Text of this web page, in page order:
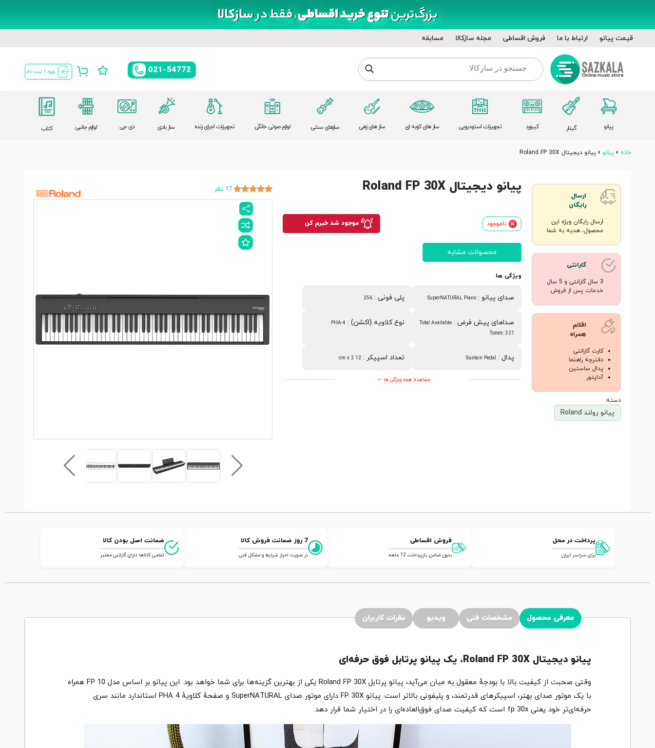
قیمت پیانو ارتباط با ما فروش اقساطی مجله سازکالا مسابقه
ورود | ثبت نام 021-54772
پیانو گیتار کیبورد تجهیزات استودیویی ساز های کوبه ای ساز های زهی سازهای سنتی لوازم صوتی خانگی تجهیزات اجرای زنده ساز بادی دی جی لوازم جانبی کتاب
خانه » پیانو » پیانو دیجیتال Roland FP 30X
پیانو دیجیتال Roland FP 30X
موجود شد خبرم کن ناموجود
محصولات مشابه
ویژگی ها
صدای پیانو:
SuperNATURAL Piano پلی فونی:
256
صداهای پیش فرض:
Total Available
Tones: 321
نوع کلاویه (اکشن):
PHA-4
پدال:
Sustain Pedal تعداد اسپیکر :
12 cm x 2
مشاهده همه ویژگی ها
17 نظر
ارسال
رایگان
ارسال رایگان ویژه این
محصول، هدیه به شما
گارانتی
3 سال گارانتی و 5 سال
خدمات پس از فروش
اقلام
همراه
کارت گارانتی
دفترچه راهنما
پدال ساستین
آداپتور
دسته:
پیانو رولند Roland
پرداخت در محل
برای سراسر ایران
فروش اقساطی
بدون ضامن, بازپرداخت 12 ماهه
7 روز ضمانت فروش کالا
در صورت احراز شرایط و مشکل فنی
ضمانت اصل بودن کالا
تمامی کالاها دارای گارانتی معتبر
معرفی محصول مشخصات فنی ویدیو نظرات کاربران
پیانو دیجیتال Roland FP 30X، یک پیانو پرتابل فوق حرفه‌ای
وقتی صحبت از کیفیت بالا با بودجهٔ معقول به میان می‌آید، پیانو پرتابل Roland FP 30X یکی از بهترین گزینه‌ها برای شما خواهد بود. این پیانو بر اساس مدل FP 10 همراه
با یک موتور صدای بهتر، اسپیکرهای قدرتمند، و پلیفونی بالاتر است. پیانو FP 30X دارای موتور صدای SuperNATURAL و صفحهٔ کلاویهٔ PHA 4 استاندارد مانند سری
حرفه‌ای‌تر خود یعنی fp 30x است که کیفیت صدای فوق‌العاده‌ای را در اختیار شما قرار دهد.